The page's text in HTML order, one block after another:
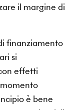
il margine di
finanziamento
si
effetti
è bene